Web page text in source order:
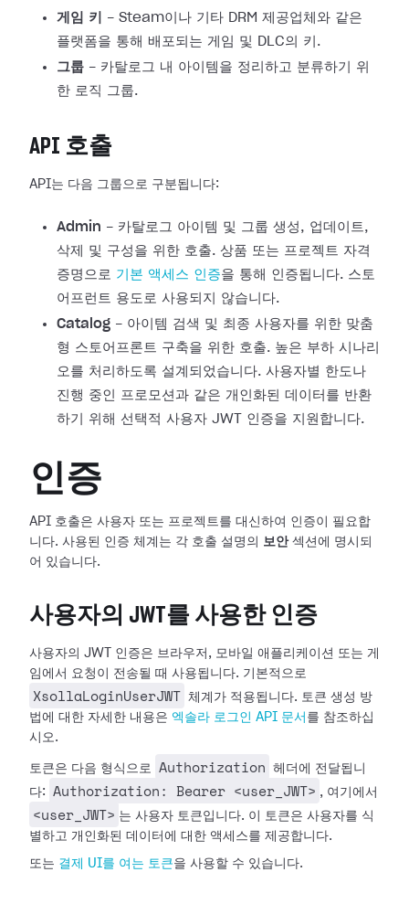
게임 키
- Steam이나 기타 DRM 제공업체와 같은
플랫폼을 통해 배포되는 게임 및 DLC의 키.
그룹 - 카탈로그 내 아이템을 정리하고 분류하기 위
한 로직 그룹.
API 호출
API는 다음 그룹으로 구분됩니다:
Admin - 카탈로그 아이템 및 그룹 생성, 업데이트,
삭제 및 구성을 위한 호출. 상품 또는 프로젝트 자격
증명으로 기본 액세스 인증을 통해 인증됩니다. 스토
어프런트 용도로 사용되지 않습니다.
Catalog - 아이템 검색 및 최종 사용자를 위한 맞춤
형 스토어프론트 구축을 위한 호출. 높은 부하 시나리
오를 처리하도록 설계되었습니다. 사용자별 한도나
진행 중인 프로모션과 같은 개인화된 데이터를 반환
하기 위해 선택적 사용자 JWT 인증을 지원합니다.
인증
API 호출은 사용자 또는 프로젝트를 대신하여 인증이 필요합
니다. 사용된 인증 체계는 각 호출 설명의 보안섹션에 명시되
어 있습니다.
사용자의 JWT를 사용한 인증
사용자의 JWT 인증은 브라우저, 모바일 애플리케이션 또는 게
임에서 요청이 전송될 때 사용됩니다. 기본적으로
XsollaLoginUserJWT 체계가 적용됩니다. 토큰 생성 방
법에 대한 자세한 내용은 엑솔라 로그인 API 문서 를 참조하십
시오.
토큰은 다음 형식으로 Authorization
헤더에 전달됩니
다:
Authorization: Bearer <user_JWT> , 여기에서
<user_JWT> 는 사용자 토큰입니다. 이 토큰은 사용자를 식
별하고 개인화된 데이터에 대한 액세스를 제공합니다.
또는 결제 UI를 여는 토큰을 사용할 수 있습니다.